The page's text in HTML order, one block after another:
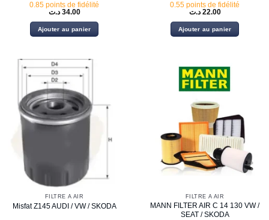
0.85 points de fidélité
34.00 د.ت
Ajouter au panier
0.55 points de fidélité
22.00 د.ت
Ajouter au panier
FILTRE À AIR
Misfat Z145 AUDI / VW / SKODA
FILTRE À AIR
MANN FILTER AIR C 14 130 VW /
SEAT / SKODA